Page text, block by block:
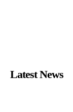
Latest News